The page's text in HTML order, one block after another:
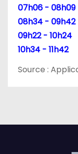
c
e
07h06 - 08h09
08h34 - 09h42
09h22 - 10h24
10h34 - 11h42
Source :